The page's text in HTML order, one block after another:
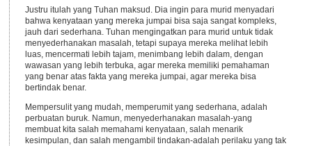
Justru itulah yang Tuhan maksud. Dia ingin para murid menyadari
bahwa kenyataan yang mereka jumpai bisa saja sangat kompleks,
jauh dari sederhana. Tuhan mengingatkan para murid untuk tidak
menyederhanakan masalah, tetapi supaya mereka melihat lebih
luas, mencermati lebih tajam, menimbang lebih dalam, dengan
wawasan yang lebih terbuka, agar mereka memiliki pemahaman
yang benar atas fakta yang mereka jumpai, agar mereka bisa
bertindak benar.
Mempersulit yang mudah, memperumit yang sederhana, adalah
perbuatan buruk. Namun, menyederhanakan masalah-yang
membuat kita salah memahami kenyataan, salah menarik
kesimpulan, dan salah mengambil tindakan-adalah perilaku yang tak